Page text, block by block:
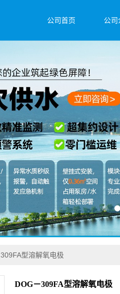
公司首页 公司
型溶解氧电极
DOG－309FA型溶解氧电极